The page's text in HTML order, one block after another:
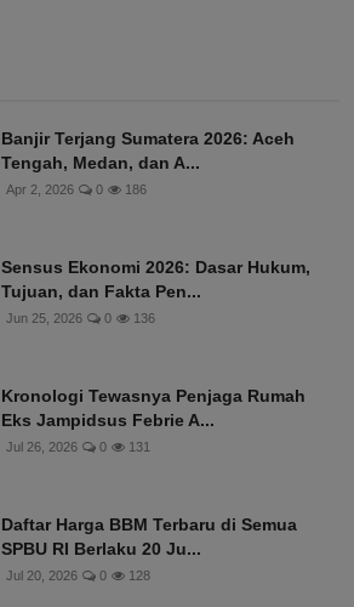
Banjir Terjang Sumatera 2026: Aceh
Tengah, Medan, dan A...
Apr 2, 2026 0 186
Sensus Ekonomi 2026: Dasar Hukum,
Tujuan, dan Fakta Pen...
Jun 25, 2026 0 136
Kronologi Tewasnya Penjaga Rumah
Eks Jampidsus Febrie A...
Jul 26, 2026 0 131
Daftar Harga BBM Terbaru di Semua
SPBU RI Berlaku 20 Ju...
Jul 20, 2026 0 128